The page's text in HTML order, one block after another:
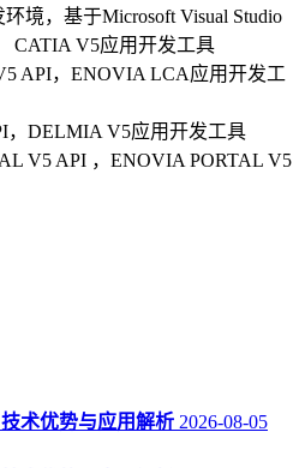
境，基于Microsoft Visual Studio
CATIA V5应用开发工具
API，ENOVIA LCA应用开发工
，DELMIA V5应用开发工具
V5 API ，ENOVIA PORTAL V5
术优势与应用解析 2026-08-05